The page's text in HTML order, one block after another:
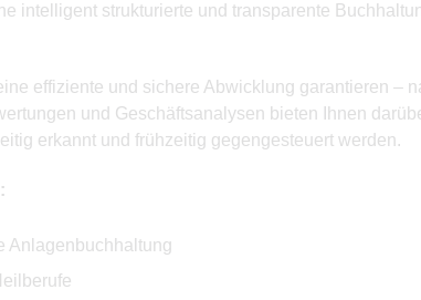
intelligent strukturierte und transparente
effiziente und sichere Abwicklung garantieren –
und Geschäftsanalysen bieten Ihnen
erkannt und frühzeitig gegengesteuert werden.
Anlagenbuchhaltung